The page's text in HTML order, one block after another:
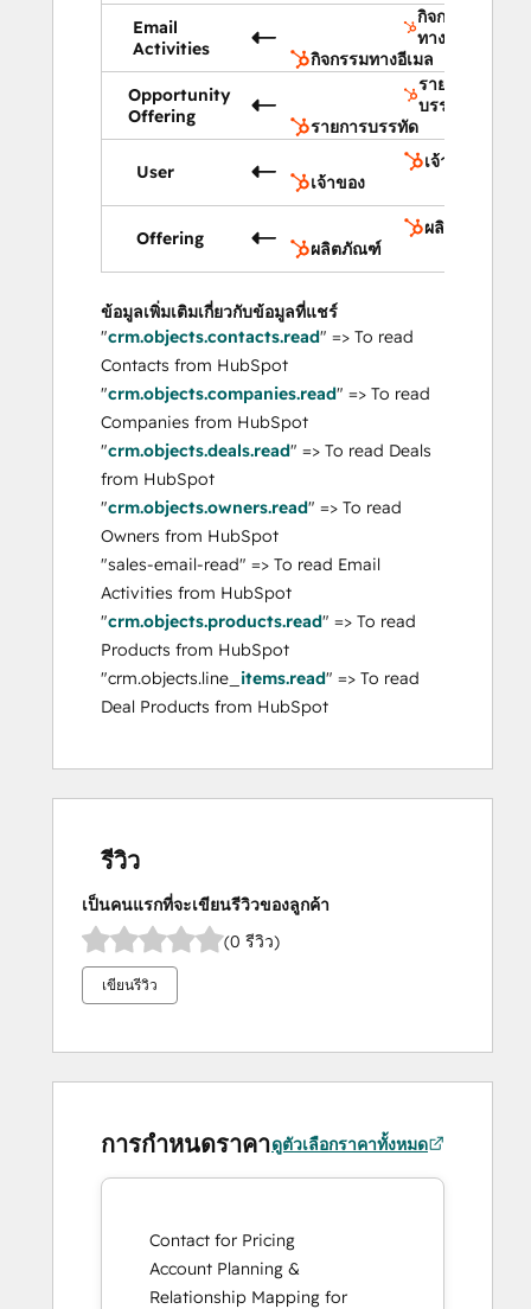
Email
Activities
กิจกรรม
ทางอีเมล
กิจกรรมทางอีเมล
Opportunity
Offering
รายการ
บรรทัด
รายการบรรทัด
User
เจ้าของ
เจ้าของ
Offering
ผลิตภัณฑ์
ผลิตภัณฑ์
ข้อมูลเพิ่มเติมเกี่ยวกับข้อมูลที่แชร์
"crm.objects.contacts.read" => To read
Contacts from HubSpot
"crm.objects.companies.read" => To read
Companies from HubSpot
"crm.objects.deals.read" => To read Deals
from HubSpot
"crm.objects.owners.read" => To read
Owners from HubSpot
"sales-email-read" => To read Email
Activities from HubSpot
"crm.objects.products.read" => To read
Products from HubSpot
"crm.objects.line_ items.read" => To read
Deal Products from HubSpot
รีวิว
เป็นคนแรกที่จะเขียนรีวิวของลูกค้า
(0 รีวิว)
เขียนรีวิว
การกำหนดราคาดูตัวเลือกราคาทั้งหมด
Contact for Pricing
Account Planning &
Relationship Mapping for